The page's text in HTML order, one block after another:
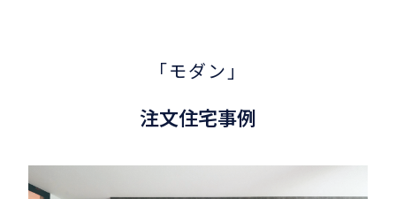
「モダン」
注文住宅事例